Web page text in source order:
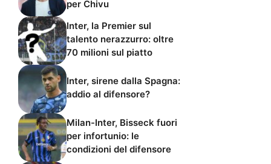
per Chivu
Inter, la Premier sul
talento nerazzurro: oltre
70 milioni sul piatto
Inter, sirene dalla Spagna:
addio al difensore?
Milan-Inter, Bisseck fuori
per infortunio: le
condizioni del difensore